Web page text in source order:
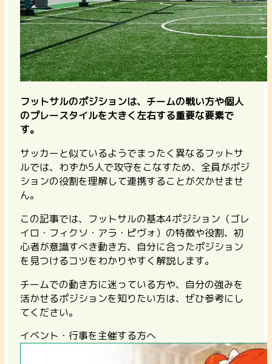
フットサルのポジションは、チームの戦い方や個人
のプレースタイルを大きく左右する重要な要素で
す。
サッカーと似ているようでまったく異なるフットサ
ルでは、わずか5人で攻守をこなすため、全員がポジ
ションの役割を理解して連携することが欠かせませ
ん。
この記事では、フットサルの基本4ポジション（ゴレ
イロ・フィクソ・アラ・ピヴォ）の特徴や役割、初
心者が意識すべき動き方、自分に合ったポジション
を見つけるコツをわかりやすく解説します。
チームでの動き方に迷っている方や、自分の強みを
活かせるポジションを知りたい方は、ぜひ参考にし
てください。
イベント・行事を主催する方へ